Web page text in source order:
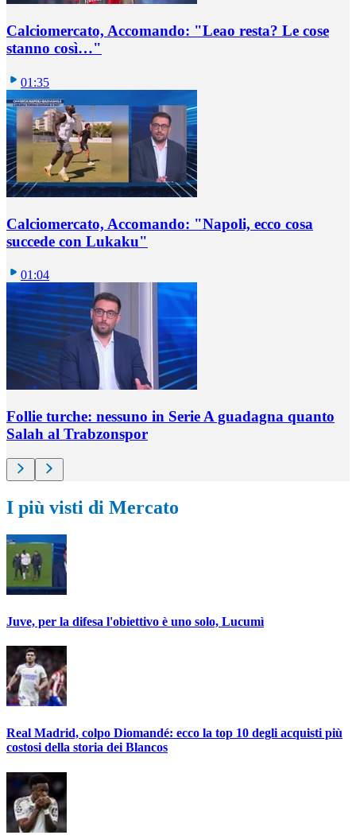
Calciomercato, Accomando: "Leao resta? Le cose
stanno così…"
01:35
Calciomercato, Accomando: "Napoli, ecco cosa
succede con Lukaku"
01:04
Follie turche: nessuno in Serie A guadagna quanto
Salah al Trabzonspor
I più visti di Mercato
Juve, per la difesa l'obiettivo è uno solo, Lucumì
Real Madrid, colpo Diomandé: ecco la top 10 degli acquisti più
costosi della storia dei Blancos